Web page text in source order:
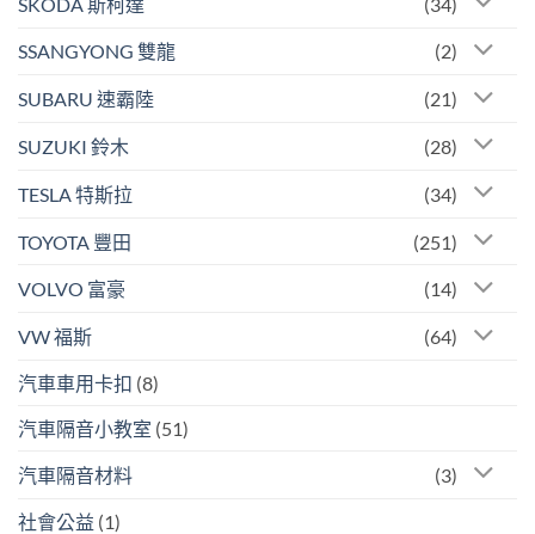
SSANGYONG 雙龍 (2)
SUBARU 速霸陸 (21)
SUZUKI 鈴木 (28)
TESLA 特斯拉 (34)
TOYOTA 豐田 (251)
VOLVO 富豪 (14)
VW 福斯 (64)
汽車車用卡扣 (8)
汽車隔音小教室 (51)
汽車隔音材料 (3)
社會公益 (1)